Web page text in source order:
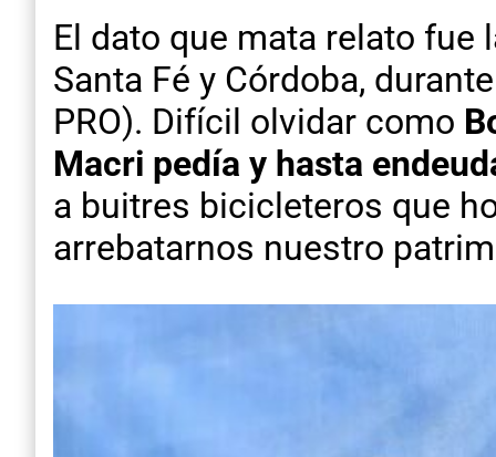
El dato que mata relato fue
Santa Fé y Córdoba,
PRO). Difícil olvidar como
Macri pedía y hasta
a buitres bicicleteros que
arrebatarnos nuestro